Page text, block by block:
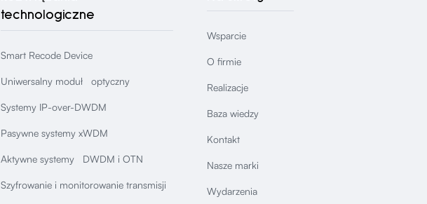
technologiczne
Smart Recode Device
Uniwersalny moduł optyczny
Systemy IP-over-DWDM
Pasywne systemy xWDM
Aktywne systemy DWDM i OTN
Szyfrowanie i monitorowanie transmisji
Wsparcie
O firmie
Realizacje
Baza wiedzy
Kontakt
Nasze marki
Wydarzenia